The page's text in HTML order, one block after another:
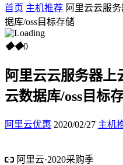
首页 主机推荐 阿里云云服
据库/oss目标存储
◆◆0
阿里云云服务器上
云数据库/oss目标
阿里云优惠 2020/02/27 主机
阿里云·2020采购季